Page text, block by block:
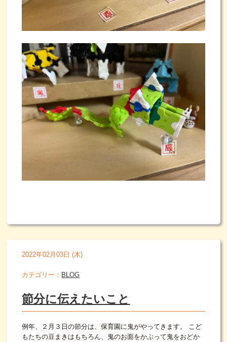
2022年02月03日 (木)
カテゴリー： BLOG
節分に伝えたいこと
例年、２月３日の節分は、保育園に鬼がやってきます。 こど
もたちの豆まきはもちろん、鬼のお面をかぶって鬼をおどか